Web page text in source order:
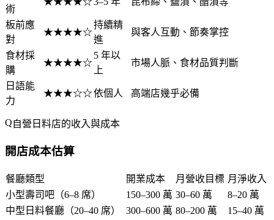
術
板前應
對
★★★★☆
持續精
進
與客人互動、節奏掌控
食材採
購
★★★★☆
5 年以
上
市場人脈、食材品質判斷
日語能
力
★★★☆☆依個人 高端店幾乎必備
自營日料店的收入與成本
開店成本估算
餐廳類型 開業成本 月營收目標 月淨收入
小型壽司吧（6–8 席）
150–300 萬 30–60 萬
8–20 萬
中型日料餐廳（20–40 席）
300–600 萬 80–200 萬
15–40 萬